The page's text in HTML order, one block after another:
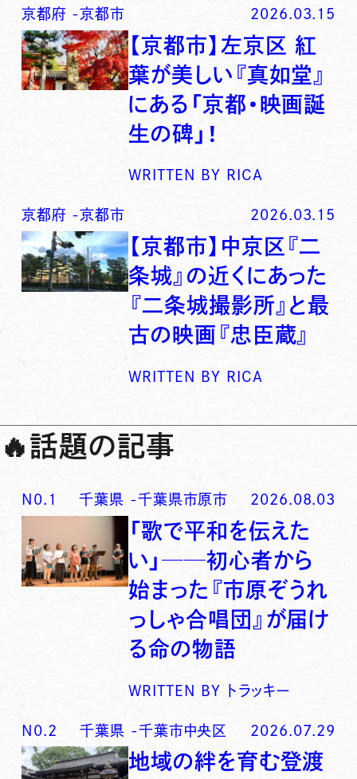
京都府 -京都市 2026.03.15
【京都市】左京区 紅
葉が美しい『真如堂』
にある「京都・映画誕
生の碑」！
WRITTEN BY RICA
京都府 -京都市 2026.03.15
【京都市】中京区『二
条城』の近くにあった
『二条城撮影所』と最
古の映画『忠臣蔵』
WRITTEN BY RICA
🔥話題の記事
N0. 1 千葉県 -千葉県市原市 2026.08.03
「歌で平和を伝えた
い」──初心者から
始まった『市原ぞうれ
っしゃ合唱団』が届け
る命の物語
WRITTEN BY トラッキー
N0. 2 千葉県 -千葉市中央区 2026.07.29
地域の絆を育む登渡